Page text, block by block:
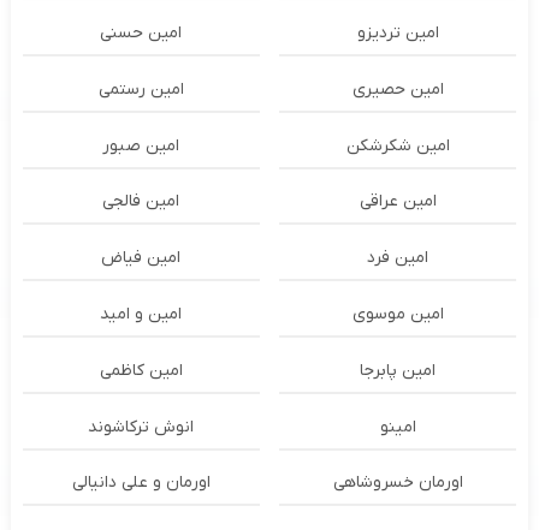
امین تردیزو امین حسنی
امین حصیری امین رستمی
امین شکرشکن امین صبور
امین عراقی امین فالجی
امین فرد امین فیاض
امین موسوی امین و امید
امین پابرجا امین کاظمی
امینو انوش ترکاشوند
اورمان خسروشاهی اورمان و علی دانیالی